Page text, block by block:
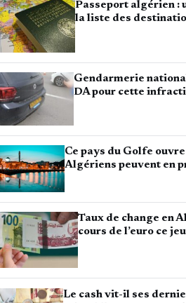
Passeport algérien :
la liste des
Gendarmerie
DA pour cette
Ce pays du Golfe
Algériens peuvent en
Taux de change en
cours de l’euro ce
Le cash vit-il ses